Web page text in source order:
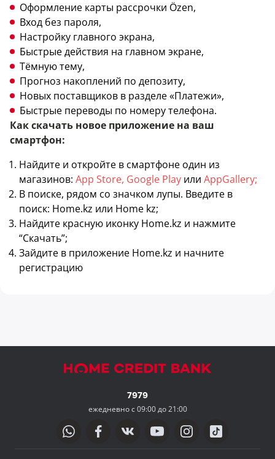
Оформление карты рассрочки Özen,
Вход без пароля,
Настройку главного экрана,
Быстрые действия на главном экране,
Тёмную тему,
Прогноз накоплений по депозиту,
Новых поставщиков в разделе «Платежи»,
Быстрые переводы по номеру телефона.
Как скачать новое приложение на ваш
смартфон:
Найдите и откройте в смартфоне один из
магазинов: App Store, Google Play или AppGallery;
В поиске, рядом со значком лупы. Введите в
поиск: Home.kz или Home kz;
Найдите красную иконку Home.kz и нажмите
“Скачать”;
Зайдите в приложение Home.kz и начните
регистрацию
7979
ежедневно с 09:00 до 21:00